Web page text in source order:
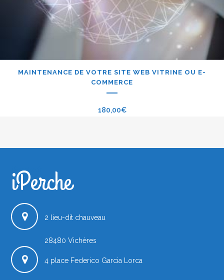
MAINTENANCE DE VOTRE SITE WEB VITRINE OU E-
COMMERCE
180,00€
iPerche.fr
iPerche
2 lieu-dit chauveau
28480 Vichères
4 place Federico Garcia Lorca